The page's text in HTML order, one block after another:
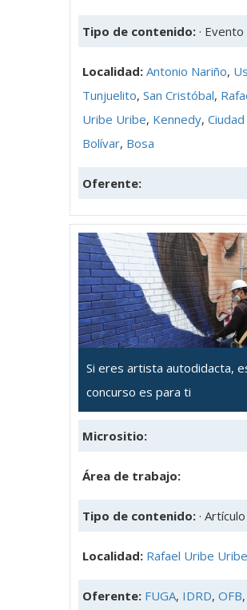
Tipo de contenido: · Evento
Localidad: Antonio Nariño,
Tunjuelito, San Cristóbal,
Uribe Uribe, Kennedy, Ciudad
Bolívar, Bosa
Oferente:
Si eres artista autodidacta,
concurso es para ti
Micrositio:
Área de trabajo:
Tipo de contenido: · Artículo
Localidad: Rafael Uribe Uribe
Oferente: FUGA, IDRD, OFB,